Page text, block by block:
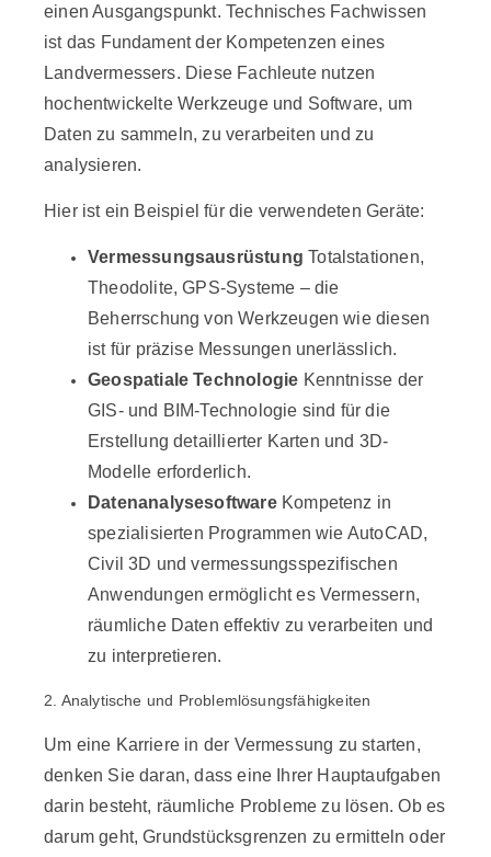
einen Ausgangspunkt. Technisches Fachwissen
ist das Fundament der Kompetenzen eines
Landvermessers. Diese Fachleute nutzen
hochentwickelte Werkzeuge und Software, um
Daten zu sammeln, zu verarbeiten und zu
analysieren.
Hier ist ein Beispiel für die verwendeten Geräte:
Vermessungsausrüstung Totalstationen,
Theodolite, GPS-Systeme – die
Beherrschung von Werkzeugen wie diesen
ist für präzise Messungen unerlässlich.
Geospatiale Technologie Kenntnisse der
GIS- und BIM-Technologie sind für die
Erstellung detaillierter Karten und 3D-
Modelle erforderlich.
DatenanalysesoftwareKompetenz in
spezialisierten Programmen wie AutoCAD,
Civil 3D und vermessungsspezifischen
Anwendungen ermöglicht es Vermessern,
räumliche Daten effektiv zu verarbeiten und
zu interpretieren.
2. Analytische und Problemlösungsfähigkeiten
Um eine Karriere in der Vermessung zu starten,
denken Sie daran, dass eine Ihrer Hauptaufgaben
darin besteht, räumliche Probleme zu lösen. Ob es
darum geht, Grundstücksgrenzen zu ermitteln oder